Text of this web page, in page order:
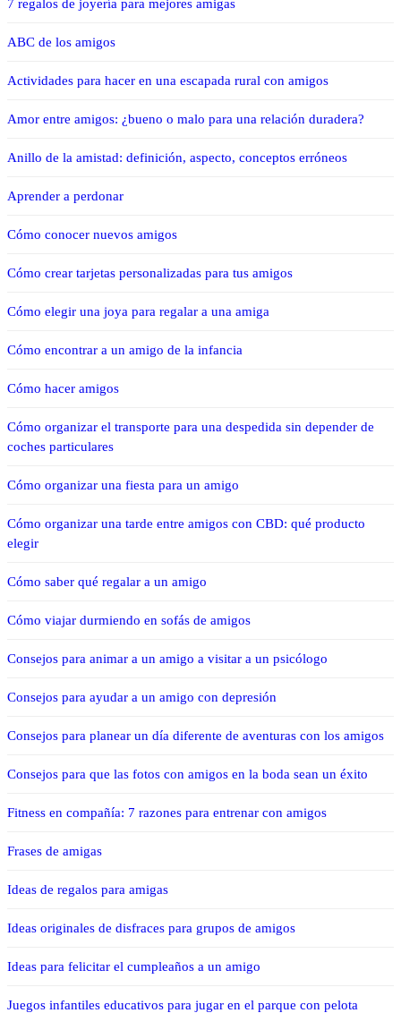
7 regalos de joyería para mejores amigas
ABC de los amigos
Actividades para hacer en una escapada rural con amigos
Amor entre amigos: ¿bueno o malo para una relación duradera?
Anillo de la amistad: definición, aspecto, conceptos erróneos
Aprender a perdonar
Cómo conocer nuevos amigos
Cómo crear tarjetas personalizadas para tus amigos
Cómo elegir una joya para regalar a una amiga
Cómo encontrar a un amigo de la infancia
Cómo hacer amigos
Cómo organizar el transporte para una despedida sin depender de
coches particulares
Cómo organizar una fiesta para un amigo
Cómo organizar una tarde entre amigos con CBD: qué producto
elegir
Cómo saber qué regalar a un amigo
Cómo viajar durmiendo en sofás de amigos
Consejos para animar a un amigo a visitar a un psicólogo
Consejos para ayudar a un amigo con depresión
Consejos para planear un día diferente de aventuras con los amigos
Consejos para que las fotos con amigos en la boda sean un éxito
Fitness en compañía: 7 razones para entrenar con amigos
Frases de amigas
Ideas de regalos para amigas
Ideas originales de disfraces para grupos de amigos
Ideas para felicitar el cumpleaños a un amigo
Juegos infantiles educativos para jugar en el parque con pelota